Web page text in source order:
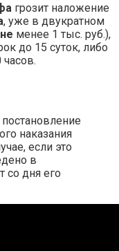
грозит наложение
, уже в двукратном
не менее 1 тыс. руб.),
до 15 суток, либо
наказания
если это
в
со дня его